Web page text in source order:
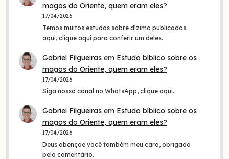
magos do Oriente, quem eram eles?
17/04/2026
Temos muitos estudos sobre dízimo publicados
aqui, clique aqui para conferir um deles.
Gabriel Filgueirasem Estudo bíblico sobre os
magos do Oriente, quem eram eles?
17/04/2026
Siga nosso canal no WhatsApp, clique aqui.
Gabriel Filgueirasem Estudo bíblico sobre os
magos do Oriente, quem eram eles?
17/04/2026
Deus abençoe você também meu caro, obrigado
pelo comentário.